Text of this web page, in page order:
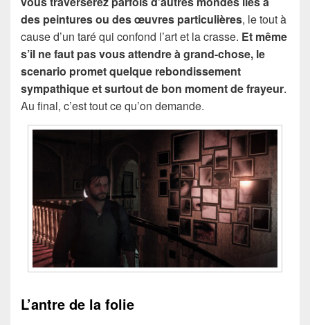
des peintures ou des œuvres particulières, le tout à
cause d’un taré qui confond l’art et la crasse. Et même
s’il ne faut pas vous attendre à grand-chose, le
scenario promet quelque rebondissement
sympathique et surtout de bon moment de frayeur.
Au final, c’est tout ce qu’on demande.
L’antre de la folie